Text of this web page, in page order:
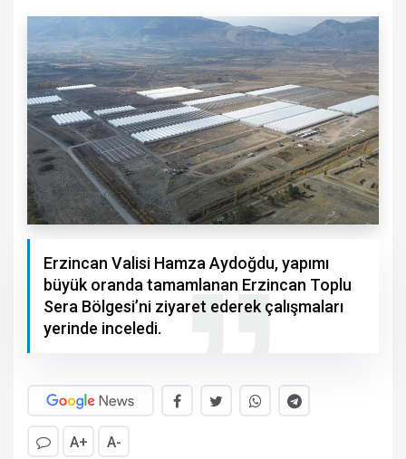
Erzincan Valisi Hamza Aydoğdu, yapımı
büyük oranda tamamlanan Erzincan Toplu
Sera Bölgesi’ni ziyaret ederek çalışmaları
yerinde inceledi.
A+ A-